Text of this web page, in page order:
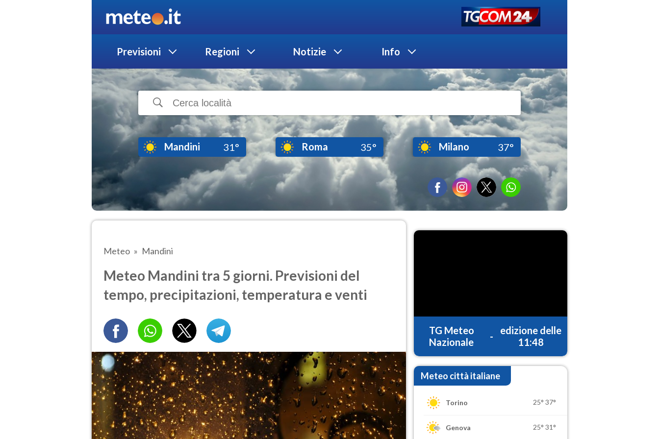
Previsioni Regioni Notizie Info
Mandini 31° Roma 35° Milano 37°
Meteo Mandini
Meteo Mandini tra 5 giorni. Previsioni del
tempo, precipitazioni, temperatura e venti
TG Meteo
Nazionale
-
edizione delle
11:48
Meteo città italiane
Torino 25° 37°
Genova 25° 31°